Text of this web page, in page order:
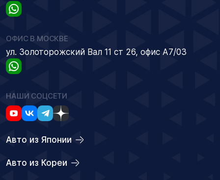
ОФИС В МОСКВЕ
ул. Золоторожский Вал 11 ст 26, офис А7/03
НАШИ СОЦСЕТИ
Авто из Японии
Авто из Кореи